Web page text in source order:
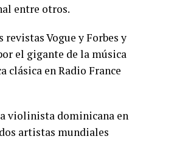
entre otros.
Vogue y Forbes y
el gigante de la música
clásica en Radio France
violinista dominicana en
artistas mundiales